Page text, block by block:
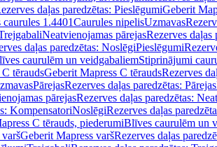
daļas paredzētas: PieslēgumiGeberit
caurules 1.4401Caurules nipelisUzmavas
Neatvienojamas pārejasRezerves daļas
daļas paredzētas: NoslēgiPieslēgumi
caurulēm un veidgabaliemStiprinājumi
tēraudsGeberit Mapress C tēraudsRezerves
PārejasRezerves daļas paredzētas: Pārejas
pārejasRezerves daļas paredzētas:
KompensatoriNoslēgiRezerves daļas
C tērauds, piederumiBlīves caurulēm un
Geberit Mapress varšRezerves daļas